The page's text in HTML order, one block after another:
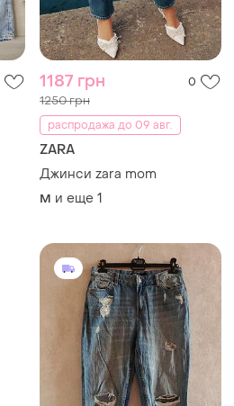
1187 грн 0
1250 грн
распродажа до 09 авг.
ZARA
Джинси zara mom
M и еще 1